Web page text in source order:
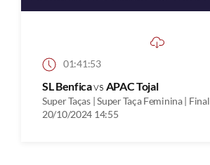
01:41:53
SL Benficavs APAC Tojal
Super Taças | Super Taça Feminina | Final
20/10/2024 14:55